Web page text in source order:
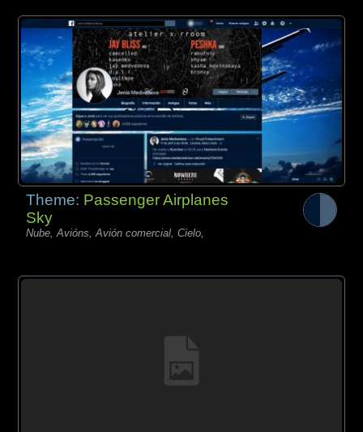
Theme: Passenger Airplanes
Sky
Nube, Avións, Avión comercial, Cielo,